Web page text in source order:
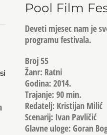
Pool Film
Deveti mjesec nam je
programu festivala.
Broj 55
Žanr: Ratni
Godina: 2014.
Trajanje: 90 min.
Redatelj: Kristijan Milić
Scenarij: Ivan Pavličić
Glavne uloge: Goran